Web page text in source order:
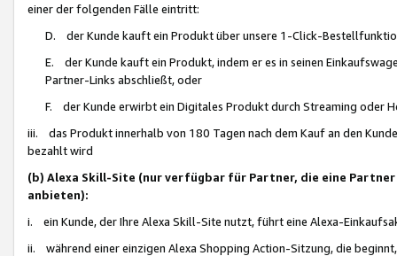
einer der folgenden Fälle eintritt:
D. der Kunde kauft ein Produkt über unsere 1-Click-
E. der Kunde kauft ein Produkt, indem er es in seinen
Partner-Links abschließt, oder
F. der Kunde erwirbt ein Digitales Produkt durch Streaming oder
iii. das Produkt innerhalb von 180 Tagen nach dem Kauf an den
bezahlt wird
(b) Alexa Skill-Site (nur verfügbar für Partner, die eine
anbieten):
i. ein Kunde, der Ihre Alexa Skill-Site nutzt, führt eine Alexa-
ii. während einer einzigen Alexa Shopping Action-Sitzung, die